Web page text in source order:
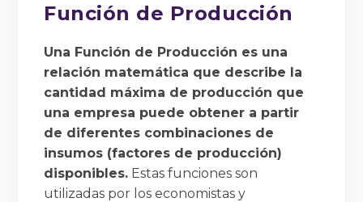
Función de Producción
Una Función de Producción es una
relación matemática que describe la
cantidad máxima de producción que
una empresa puede obtener a partir
de diferentes combinaciones de
insumos (factores de producción)
disponibles. Estas funciones son
utilizadas por los economistas y